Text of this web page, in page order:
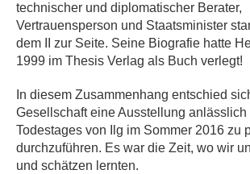
technischer und diplomatischer Berater,
Vertrauensperson und Staatsminister
dem II zur Seite. Seine Biografie hatte
1999 im Thesis Verlag als Buch verlegt!
In diesem Zusammenhang entschied
Gesellschaft eine Ausstellung anlässlich
Todestages von Ilg im Sommer 2016 zu
durchzuführen. Es war die Zeit, wo wir
und schätzen lernten.